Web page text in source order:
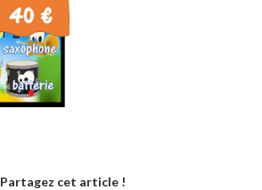
Partagez cet article !